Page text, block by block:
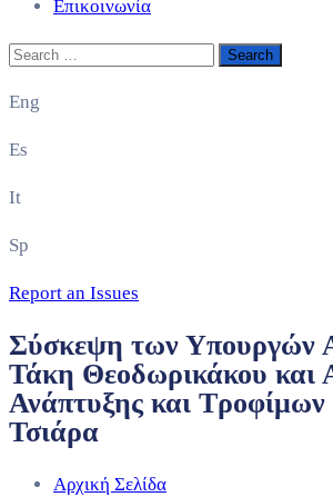
Επικοινωνία
Eng
Es
It
Sp
Report an Issues
Σύσκεψη των Υπουργών
Τάκη Θεοδωρικάκου και
Ανάπτυξης και
Τσιάρα
Αρχική Σελίδα